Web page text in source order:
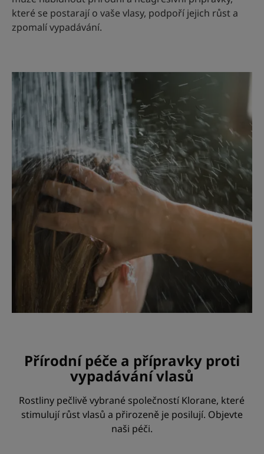
které se postarají o vaše vlasy, podpoří jejich růst a
zpomalí vypadávání.
Přírodní péče a přípravky proti
vypadávání vlasů
Rostliny pečlivě vybrané společností Klorane, které
stimulují růst vlasů a přirozeně je posilují. Objevte
naši péči.